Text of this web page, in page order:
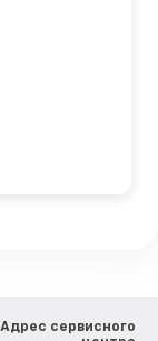
Адрес сервисного